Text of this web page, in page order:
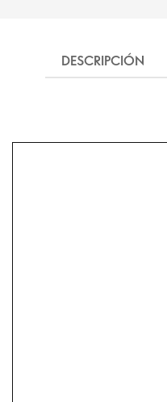
DESCRIPCIÓN